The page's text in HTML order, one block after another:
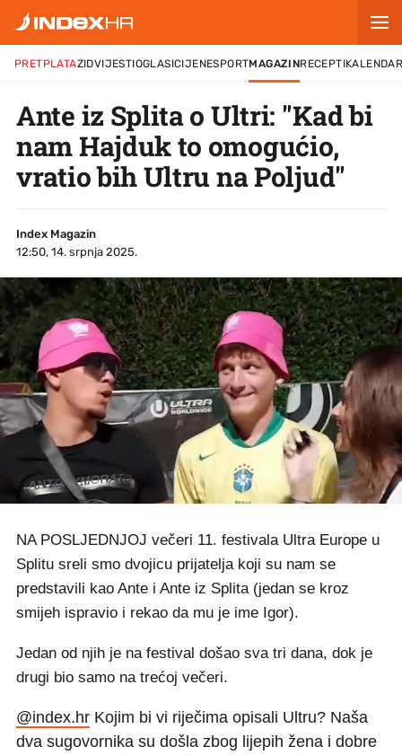
PRETPLATAZIDVIJESTIOGLASICIJENESPORTMAGAZINRECEPTI
Ante iz Splita o Ultri: "Kad bi
nam Hajduk to omogućio,
vratio bih Ultru na Poljud"
Index Magazin
12:50, 14. srpnja 2025.
NA POSLJEDNJOJ večeri 11. festivala Ultra Europe u
Splitu sreli smo dvojicu prijatelja koji su nam se
predstavili kao Ante i Ante iz Splita (jedan se kroz
smijeh ispravio i rekao da mu je ime Igor).
Jedan od njih je na festival došao sva tri dana, dok je
drugi bio samo na trećoj večeri.
@index.hr Kojim bi vi riječima opisali Ultru? Naša
dva sugovornika su došla zbog lijepih žena i dobre